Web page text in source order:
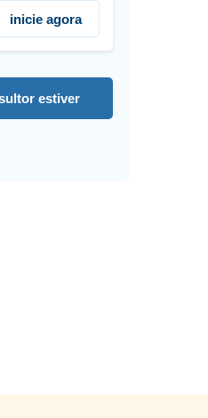
inicie agora
estiver